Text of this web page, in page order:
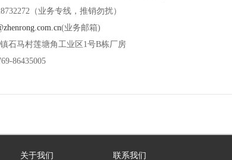
（业务专线，推销勿扰）
(业务邮箱)
石马村莲塘角工业区1号B栋厂房
86435005
关于我们 联系我们